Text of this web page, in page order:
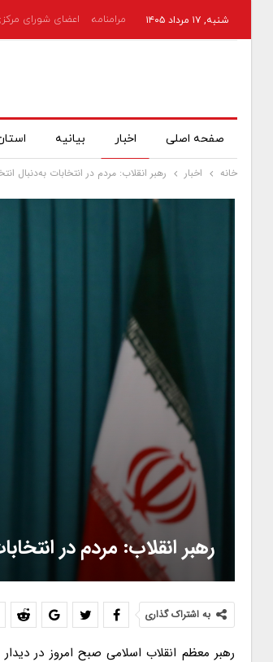
شنبه, ۱۷ مرداد ۱۴۰۵ مرامنامه اعضای شورای
صفحه اصلی اخبار بیانیه
خانه اخبار رهبر انقلاب: مردم در انتخابات به‌دنبال
رهبر انقلاب: مردم در
به اشتراک گذاری